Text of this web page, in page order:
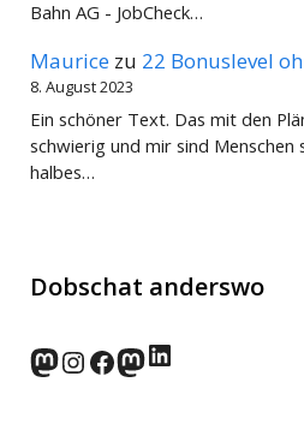
Bahn AG - JobCheck…
Maurice zu 22 Bonuslevel
8. August 2023
Ein schöner Text. Das mit den
schwierig und mir sind Menschen
halbes…
Dobschat anderswo
norden.social
Instagram
Facebook
wp-punks.social
LinkedIn